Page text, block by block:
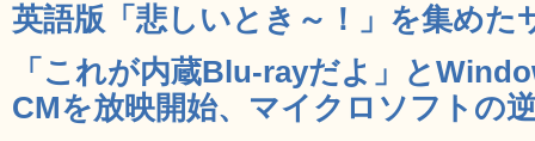
英語版「悲しいとき～！」を集め
「これが内蔵Blu-rayだよ」と
CMを放映開始、マイクロソフトの